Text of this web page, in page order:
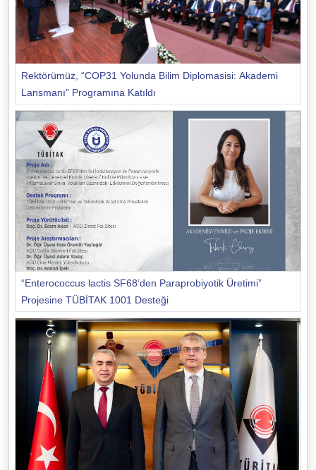
Rektörümüz, “COP31 Yolunda Bilim Diplomasisi: Akademi
Lansmanı” Programına Katıldı
“Enterococcus lactis SF68’den Paraprobiyotik Üretimi”
Projesine TÜBİTAK 1001 Desteği